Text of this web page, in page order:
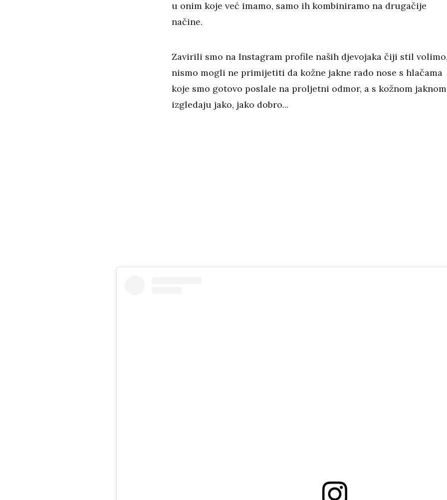
u onim koje već imamo, samo ih kombiniramo na drugačije
načine.
Zavirili smo na Instagram profile naših djevojaka čiji stil
nismo mogli ne primijetiti da kožne jakne rado nose s hlačama
koje smo gotovo poslale na proljetni odmor, a s kožnom jaknom
izgledaju jako, jako dobro...